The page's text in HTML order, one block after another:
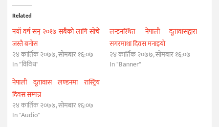
Related
नयाँ वर्ष सन् २०१७ सबैको लागि सोचे
जस्तै बनोस
२४ कार्तिक २०७७, सोमबार १६:०७
In "विविध"
लन्डनस्थित नेपाली दूतावासद्वारा
सगरमाथा दिवस मनाइयो
२४ कार्तिक २०७७, सोमबार १६:०७
In "Banner"
नेपाली दूतावास लण्डनमा रास्ट्रिय
दिवस सम्पन्न
२४ कार्तिक २०७७, सोमबार १६:०७
In "Audio"